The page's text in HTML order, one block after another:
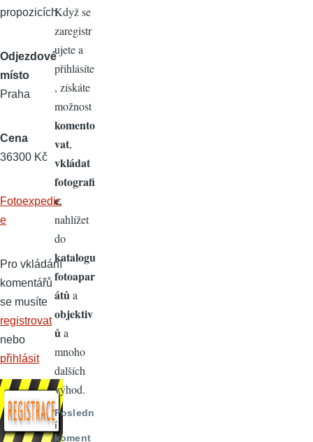
propozicích
Odjezdové
místo
Praha
Cena
36300 Kč
Fotoexpedic
e
Pro vkládání
komentářů
se musíte
registrovat
nebo
přihlásit
Když se
zaregistr
ujete a
přihlásíte
, získáte
možnost
komento
vat,
vkládat
fotografi
e,
nahlížet
do
katalogu
fotoapar
átů a
objektiv
ů a
mnoho
dalších
výhod.
Posledn
í
koment